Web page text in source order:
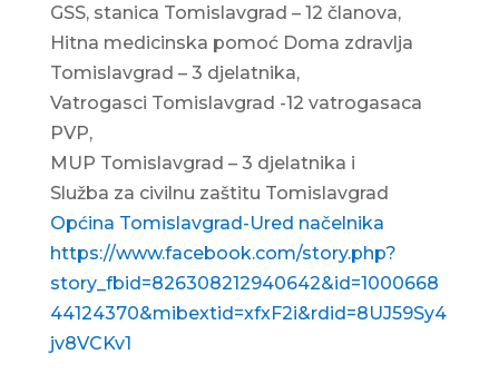
GSS, stanica Tomislavgrad – 12 članova,
Hitna medicinska pomoć Doma zdravlja
Tomislavgrad – 3 djelatnika,
Vatrogasci Tomislavgrad -12 vatrogasaca
PVP,
MUP Tomislavgrad – 3 djelatnika i
Služba za civilnu zaštitu Tomislavgrad
Općina Tomislavgrad-Ured načelnika
https://www.facebook.com/story.php?
story_fbid=826308212940642&id=1000668
44124370&mibextid=xfxF2i&rdid=8UJ59Sy4
jv8VCKv1